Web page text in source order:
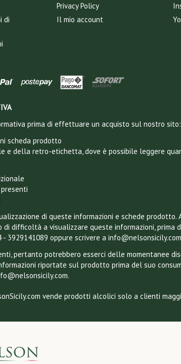
di
Privacy Policy
Il mio account
prima di effettuare un acquisto sul nostro sito:
scheda prodotto
e della retro-etichetta, dove è possibile leggere
di queste informazioni e schede prodotto.
difficoltà a visualizzare queste informazioni, prima
oppure scrivere a
pertanto potrebbero esserci delle momentanee
riportate sul prodotto prima del suo
vende prodotti alcolici solo a clienti